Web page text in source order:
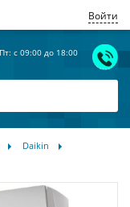
Войти
с 09:00 до 18:00
Daikin